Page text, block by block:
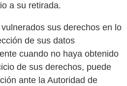
a su retirada.
sus derechos en lo
de sus datos
cuando no haya obtenido
de sus derechos, puede
ante la Autoridad de